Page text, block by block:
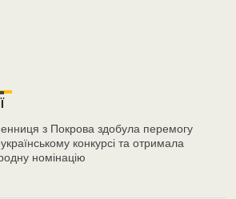
з Покрова здобула перемогу
конкурсі та отримала
номінацію